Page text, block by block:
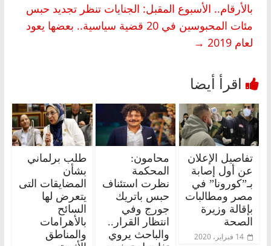
بالأرقام.. الأسبوع المقبل: الجنايات تنظر تجديد حبس
مئات المحبوسين في 20 قضية سياسية.. بعضها يعود
لعام 2019
→
تفاصيل الإعلان
عن أول إصابة
بـ”كورونا” في
مصر ومطالبات
بإقالة وزيرة
الصحة
14 فبراير، 2020
محامون:
المحكمة
نظرت استئناف
حبس باتريك
جورج وفي
انتظار القرار..
والباحث يروي
طلب برلماني
بشأن
المضايقات التى
يتعرض لها
السائح
بالأهرامات
والمناطق